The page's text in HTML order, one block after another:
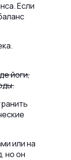
Если
йоги,
или на
но он